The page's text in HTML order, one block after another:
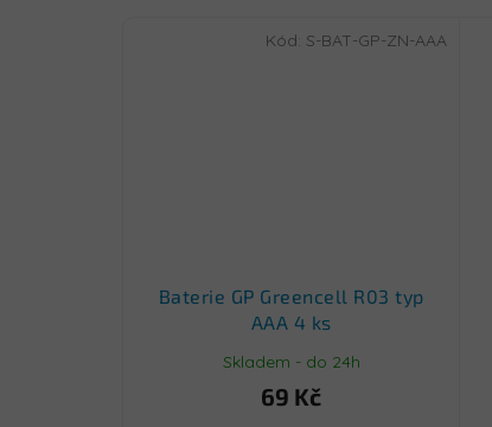
Baterie GP Greencell R03 typ
AAA 4 ks
Skladem - do 24h
69 Kč
Kód: S-BAT-GP-ZN-AAA